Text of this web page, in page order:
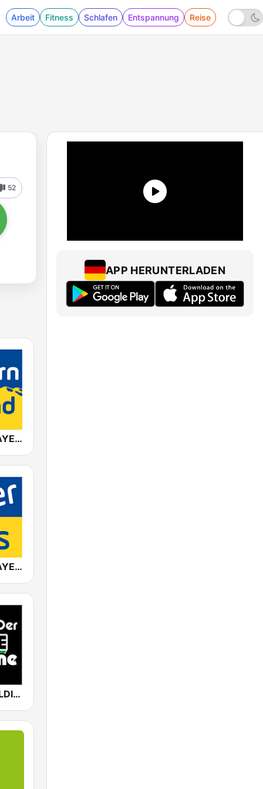
Arbeit Fitness Schlafen Entspannung Reise
52
ANTENNE BAYERN Bayern Sound
ANTENNE BAYERN 90er Hits
80er 90er OLDIE ANTENNE
APP HERUNTERLADEN